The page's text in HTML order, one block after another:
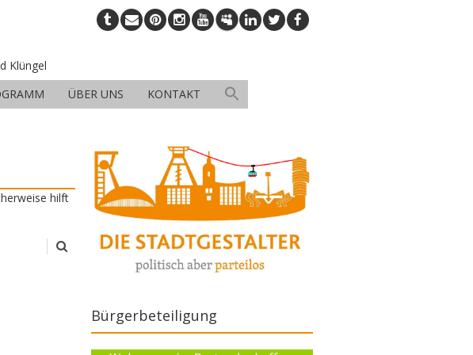
Klüngel
ÜBER UNS KONTAKT
hilft
Bürgerbeteiligung